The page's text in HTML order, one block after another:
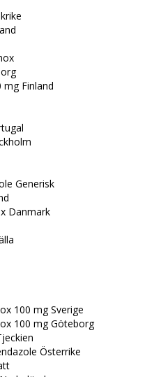
Finland
Generisk
Danmark
100 mg Sverige
100 mg Göteborg
Österrike